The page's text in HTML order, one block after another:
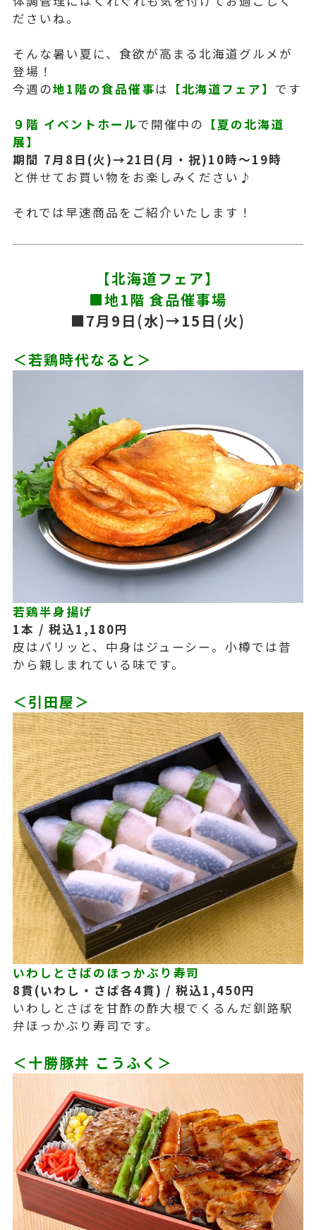
ださいね。
そんな暑い夏に、食欲が高まる北海道グルメが
登場！
今週の地1階の食品催事は 【北海道フェア】 です
９階 イベントホールで開催中の 【夏の北海道
展】
期間 7月8日(火)→21日(月・祝)10時～19時
と併せてお買い物をお楽しみください♪
それでは早速商品をご紹介いたします！
【北海道フェア】
■地1階 食品催事場
■7月9日(水)→15日(火)
＜若鶏時代なると＞
若鶏半身揚げ
1本 / 税込1,180円
皮はパリッと、中身はジューシー。小樽では昔
から親しまれている味です。
＜引田屋＞
いわしとさばのほっかぶり寿司
8貫(いわし・さば各4貫) / 税込1,450円
いわしとさばを甘酢の酢大根でくるんだ釧路駅
弁ほっかぶり寿司です。
＜十勝豚丼 こうふく＞